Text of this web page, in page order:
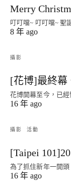
Merry
叮叮噹~ 叮叮噹~ 聖
8 年 ago
攝影
[花博]最終幕
花博開幕至今，已經
16 年 ago
攝影 活動
[Taipei
為了抓住新年一開頭
16 年 ago